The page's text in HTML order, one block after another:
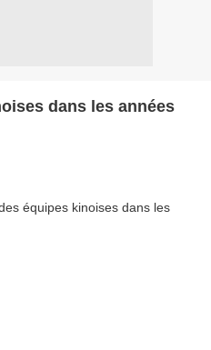
dans les années